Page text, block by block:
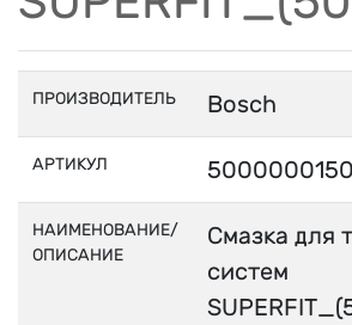
ПРОИЗВОДИТЕЛЬ Bosch
АРТИКУЛ 5000000150
НАИМЕНОВАНИЕ/
ОПИСАНИЕ
Смазка для
систем